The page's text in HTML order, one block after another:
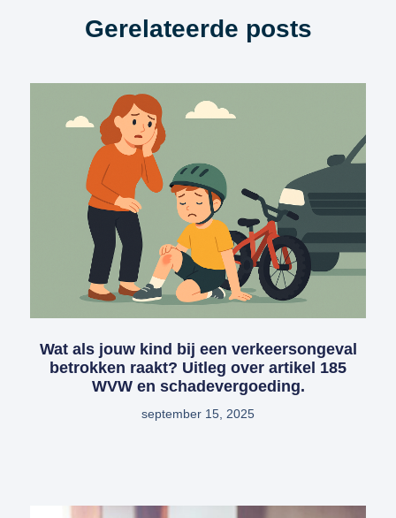
Gerelateerde posts
Wat als jouw kind bij een verkeersongeval
betrokken raakt? Uitleg over artikel 185
WVW en schadevergoeding.
september 15, 2025